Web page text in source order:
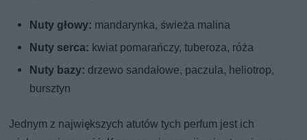
Nuty głowy: mandarynka, świeża malina
Nuty serca: kwiat pomarańczy, tuberoza, róża
Nuty bazy: drzewo sandałowe, paczula, heliotrop,
bursztyn
Jednym z największych atutów tych perfum jest ich